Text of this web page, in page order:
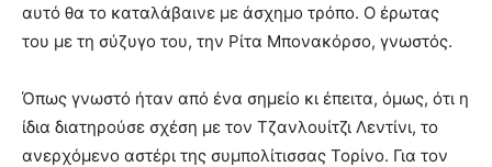
αυτό θα το καταλάβαινε με άσχημο τρόπο. Ο έρωτας
του με τη σύζυγο του, την Ρίτα Μπονακόρσο, γνωστός.
Όπως γνωστό ήταν από ένα σημείο κι έπειτα, όμως, ότι η
ίδια διατηρούσε σχέση με τον Τζανλουίτζι Λεντίνι, το
ανερχόμενο αστέρι της συμπολίτισσας Τορίνο. Για τον